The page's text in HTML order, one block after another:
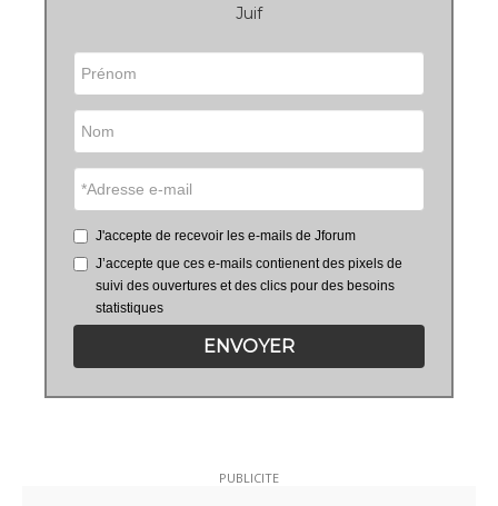
Juif
J'accepte de recevoir les e-mails de Jforum
J’accepte que ces e-mails contienent des pixels de
suivi des ouvertures et des clics pour des besoins
statistiques
ENVOYER